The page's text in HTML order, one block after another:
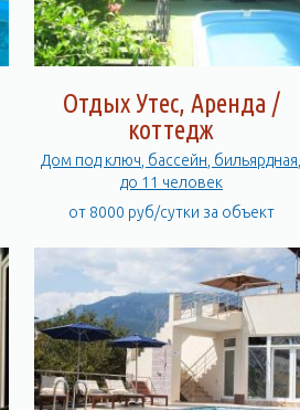
Отдых Утес, Аренда /
коттедж
Дом под ключ, бассейн, бильярдная,
до 11 человек
от 8000 руб/сутки за объект